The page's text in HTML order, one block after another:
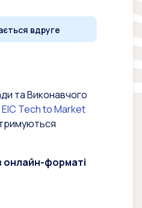
вдруге
та Виконавчого
Tech to Market
онлайн-форматі